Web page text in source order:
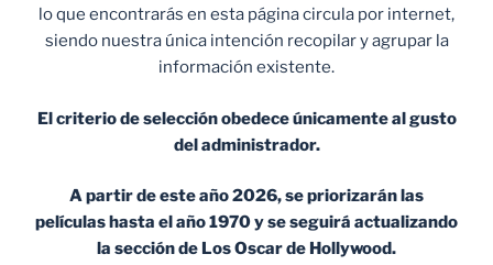
lo que encontrarás en esta página circula por internet,
siendo nuestra única intención recopilar y agrupar la
información existente.
El criterio de selección obedece únicamente al gusto
del administrador.
A partir de este año 2026, se priorizarán las
películas hasta el año 1970 y se seguirá actualizando
la sección de Los Oscar de Hollywood.